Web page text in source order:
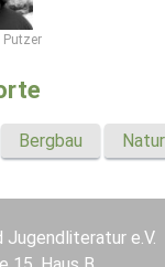
Putzer
Bergbau Natur
Jugendliteratur e.V.